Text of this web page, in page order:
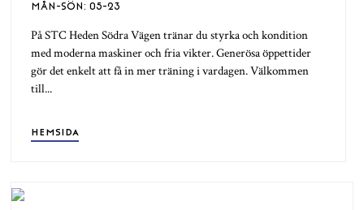
MÅN-SÖN: 05-23
På STC Heden Södra Vägen tränar du styrka och kondition
med moderna maskiner och fria vikter. Generösa öppettider
gör det enkelt att få in mer träning i vardagen. Välkommen
till...
HEMSIDA